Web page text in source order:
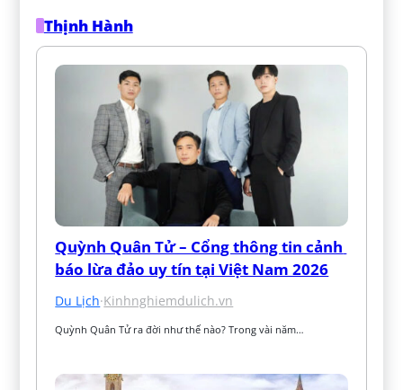
Thịnh Hành
Quỳnh Quân Tử – Cổng thông tin cảnh
báo lừa đảo uy tín tại Việt Nam 2026
Du Lịch·Kinhnghiemdulich.vn
Quỳnh Quân Tử ra đời như thế nào? Trong vài năm…